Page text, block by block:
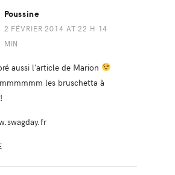
Poussine
2 FÉVRIER 2014 AT 22 H 14
MIN
aussi l’article de Marion
les bruschetta à